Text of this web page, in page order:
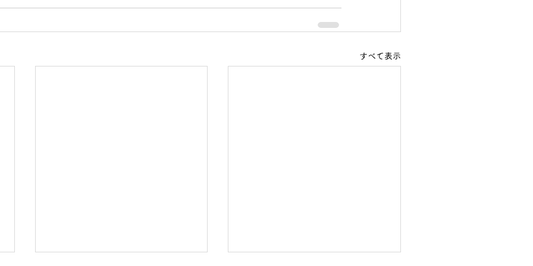
すべて表示